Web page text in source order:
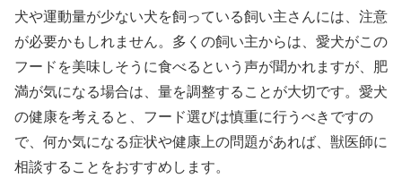
犬や運動量が少ない犬を飼っている飼い主さんには、注意
が必要かもしれません。多くの飼い主からは、愛犬がこの
フードを美味しそうに食べるという声が聞かれますが、肥
満が気になる場合は、量を調整することが大切です。愛犬
の健康を考えると、フード選びは慎重に行うべきですの
で、何か気になる症状や健康上の問題があれば、獣医師に
相談することをおすすめします。